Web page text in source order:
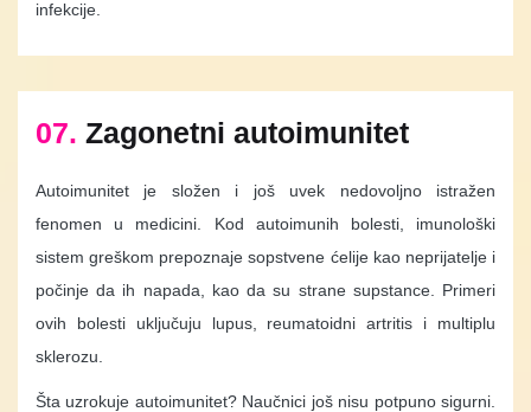
infekcije.
07. Zagonetni autoimunitet
Autoimunitet je složen i još uvek nedovoljno istražen
fenomen u medicini. Kod autoimunih bolesti, imunološki
sistem greškom prepoznaje sopstvene ćelije kao neprijatelje i
počinje da ih napada, kao da su strane supstance. Primeri
ovih bolesti uključuju lupus, reumatoidni artritis i multiplu
sklerozu.
Šta uzrokuje autoimunitet? Naučnici još nisu potpuno sigurni.